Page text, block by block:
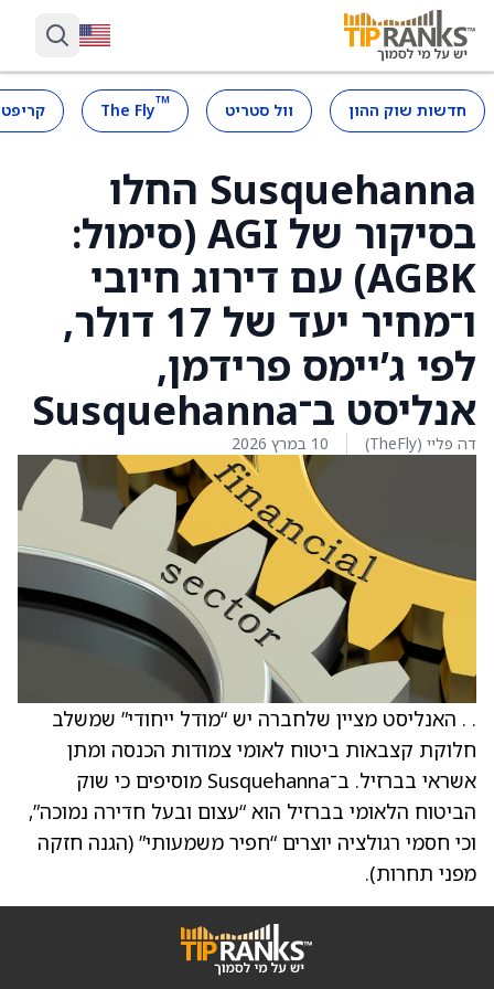
חדשות שוק ההון וול סטריט ™
The Fly
Susquehanna החלו
בסיקור של AGI (סימול:
AGBK) עם דירוג חיובי
ו־מחיר יעד של 17 דולר,
לפי ג’יימס פרידמן,
אנליסט ב־Susquehanna
דה פליי (TheFly) 10 במרץ 2026
. . האנליסט מציין שלחברה יש “מודל ייחודי” שמשלב
חלוקת קצבאות ביטוח לאומי צמודות הכנסה ומתן
אשראי בברזיל. ב־Susquehanna מוסיפים כי שוק
הביטוח הלאומי בברזיל הוא “עצום ובעל חדירה נמוכה”,
וכי חסמי רגולציה יוצרים “חפיר משמעותי” (הגנה חזקה
מפני תחרות).